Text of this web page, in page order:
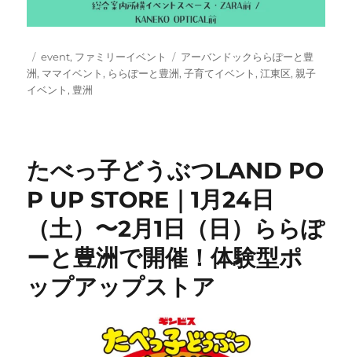
投
稿
日:
カ
テ
ゴ
event, ファミリーイベント
タ
グ
アーバンドックららぽーと豊
洲, ママイベント , ららぽーと豊洲,子育てイベント ,江東区, 親子
イベント , 豊洲
たべっ子どうぶつLAND PO
P UP STORE｜1月24日
（土）〜2月1日（日）ららぽ
ーと豊洲で開催！体験型ポ
ップアップストア